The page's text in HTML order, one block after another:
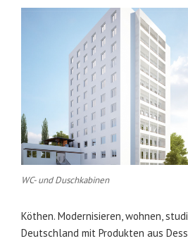
WC- und Duschkabinen
Köthen. Modernisieren, wohnen,
Deutschland mit Produkten aus